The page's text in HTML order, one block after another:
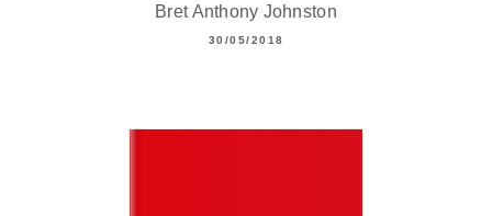
Bret Anthony Johnston
30/05/2018